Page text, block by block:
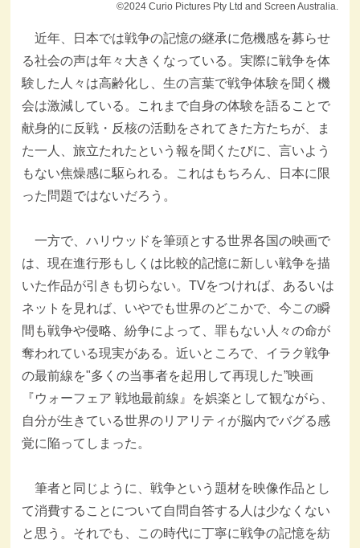
©2024 Curio Pictures Pty Ltd and Screen Australia.
近年、日本では戦争の記憶の継承に危機感を募らせ
る社会の声は年々大きくなっている。実際に戦争を体
験した人々は高齢化し、生の言葉で戦争体験を聞く機
会は激減している。これまで自身の体験を語ることで
献身的に反戦・反核の活動をされてきた方たちが、ま
た一人、旅立たれたという報を聞くたびに、言いよう
もない焦燥感に駆られる。これはもちろん、日本に限
った問題ではないだろう。
一方で、ハリウッドを筆頭とする世界各国の映画で
は、現在進行形もしくは比較的記憶に新しい戦争を描
いた作品が引きも切らない。TVをつければ、あるいは
ネットを見れば、いやでも世界のどこかで、今この瞬
間も戦争や侵略、紛争によって、罪もない人々の命が
奪われている現実がある。近いところで、イラク戦争
の最前線を"多くの当事者を起用して再現した”映画
『ウォーフェア 戦地最前線』を娯楽として観ながら、
自分が生きている世界のリアリティが脳内でバグる感
覚に陥ってしまった。
筆者と同じように、戦争という題材を映像作品とし
て消費することについて自問自答する人は少なくない
と思う。それでも、この時代に丁寧に戦争の記憶を紡